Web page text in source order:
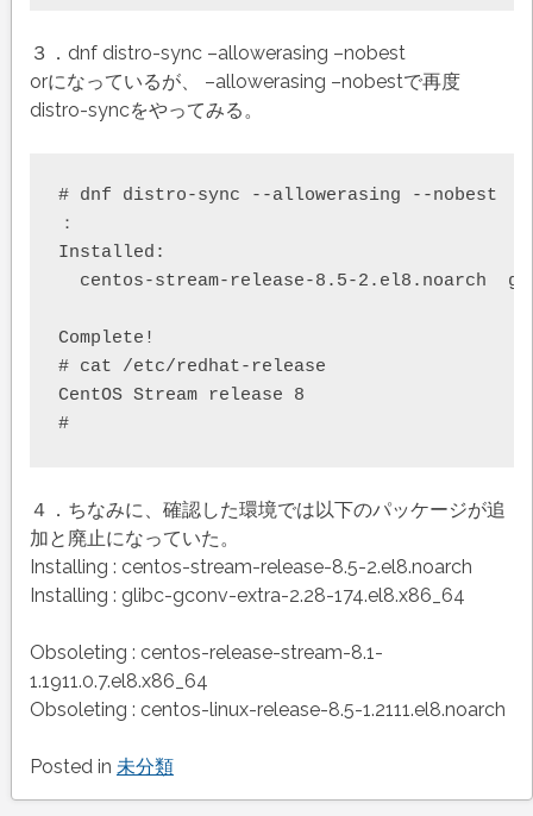
３．dnf distro-sync –allowerasing –nobest
orになっているが、 –allowerasing –nobestで再度
distro-syncをやってみる。
# dnf distro-sync --allowerasing --nobest
：
Installed:
centos-stream-release-8.5-2.el8.noarch
Complete!
# cat /etc/redhat-release
CentOS Stream release 8
#
４．ちなみに、確認した環境では以下のパッケージが追
加と廃止になっていた。
Installing : centos-stream-release-8.5-2.el8.noarch
Installing : glibc-gconv-extra-2.28-174.el8.x86_64
Obsoleting : centos-release-stream-8.1-
1.1911.0.7.el8.x86_64
Obsoleting : centos-linux-release-8.5-1.2111.el8.noarch
Posted in 未分類